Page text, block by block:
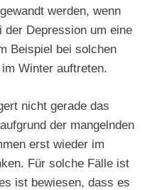
werden, wenn
Depression um eine
Beispiel bei solchen
Winter auftreten.
nicht gerade das
der mangelnden
erst wieder im
Für solche Fälle ist
ist bewiesen, dass es